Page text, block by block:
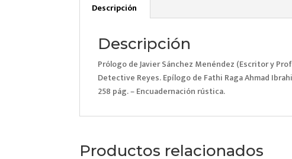
Descripción
Descripción
Prólogo de Javier Sánchez Menéndez (Escritor y
Detective Reyes. Epílogo de Fathi Raga Ahmad
258 pág. – Encuadernación rústica.
Productos relacionados